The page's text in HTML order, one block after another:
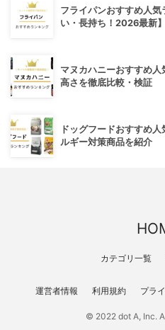
フライパンおすすめ人
い・長持ち！2026最新】
マヌカハニーおすすめ
高さを徹底比較・検証
ドッグフードおすすめ
ルギー対策商品を紹介
カテゴリ一覧
運営者情報 利用規約 プラ
© 2022 dot A, Inc.